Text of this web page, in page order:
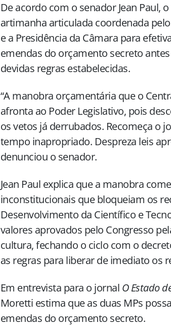
De acordo com o senador Jean Paul,
artimanha articulada coordenada
e a Presidência da Câmara para
emendas do orçamento secreto
devidas regras estabelecidas.
“A manobra orçamentária que o
afronta ao Poder Legislativo, pois
os vetos já derrubados. Recomeça o
tempo inapropriado. Despreza leis
denunciou o senador.
Jean Paul explica que a manobra
inconstitucionais que bloqueiam os
Desenvolvimento da Científico e
valores aprovados pelo Congresso
cultura, fechando o ciclo com o
as regras para liberar de imediato os
Em entrevista para o jornal O Estado
Moretti estima que as duas MPs
emendas do orçamento secreto.